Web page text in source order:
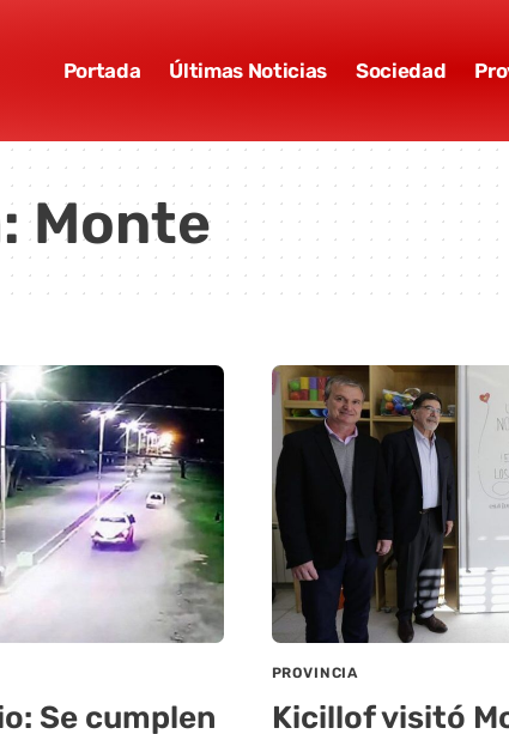
Portada Últimas Noticias Sociedad
Monte
Se cumplen
PROVINCIA
Kicillof visitó